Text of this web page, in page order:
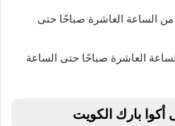
الساعة العاشرة صباحًا حتى
العاشرة صباحًا حتى الساعة
أكوا بارك الكويت